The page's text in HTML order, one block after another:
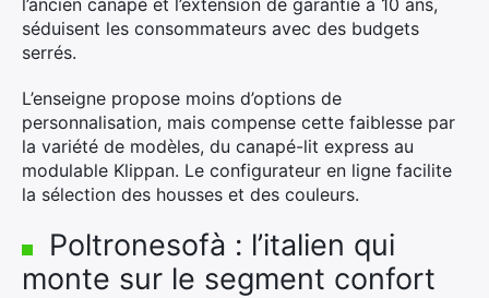
l’ancien canapé et l’extension de garantie à 10 ans,
séduisent les consommateurs avec des budgets
serrés.
L’enseigne propose moins d’options de
personnalisation, mais compense cette faiblesse par
la variété de modèles, du canapé-lit express au
modulable Klippan. Le configurateur en ligne facilite
la sélection des housses et des couleurs.
Poltronesofà : l’italien qui
monte sur le segment confort
Rechercher